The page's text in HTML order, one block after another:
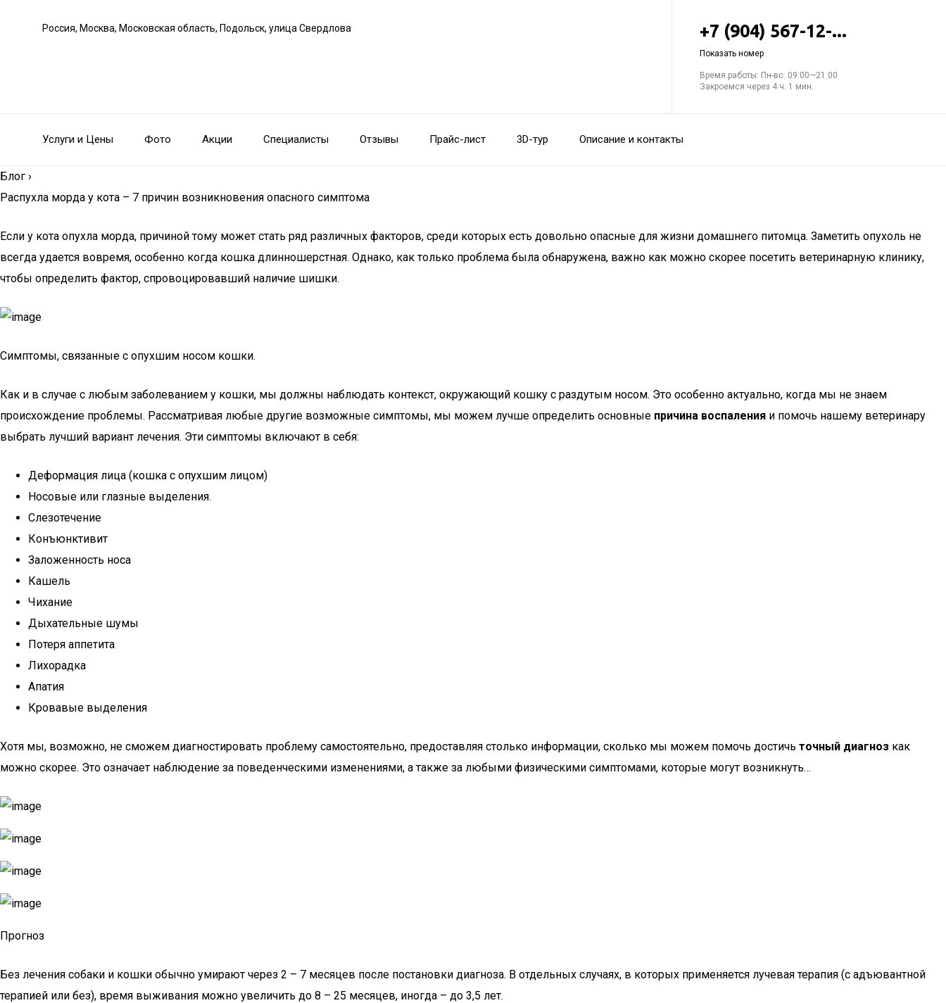
Россия, Москва, Московская область, Подольск, улица Свердлова +7 (904) 567-12-...
Показать номер
Время работы: Пн-вс: 09:00—21:00
Закроемся через 4 ч. 1 мин.
Услуги и Цены Фото Акции Специалисты Отзывы Прайс-лист 3D-тур Описание и контакты
Блог ›
Распухла морда у кота – 7 причин возникновения опасного симптома
Если у кота опухла морда, причиной тому может стать ряд различных факторов, среди которых есть довольно опасные для жизни домашнего питомца. Заметить опухоль не
всегда удается вовремя, особенно когда кошка длинношерстная. Однако, как только проблема была обнаружена, важно как можно скорее посетить ветеринарную клинику,
чтобы определить фактор, спровоцировавший наличие шишки.
Симптомы, связанные с опухшим носом кошки.
Как и в случае с любым заболеванием у кошки, мы должны наблюдать контекст, окружающий кошку с раздутым носом. Это особенно актуально, когда мы не знаем
происхождение проблемы. Рассматривая любые другие возможные симптомы, мы можем лучше определить основные причина воспаления и помочь нашему ветеринару
выбрать лучший вариант лечения. Эти симптомы включают в себя:
Деформация лица (кошка с опухшим лицом)
Носовые или глазные выделения.
Слезотечение
Конъюнктивит
Заложенность носа
Кашель
Чихание
Дыхательные шумы
Потеря аппетита
Лихорадка
Апатия
Кровавые выделения
Хотя мы, возможно, не сможем диагностировать проблему самостоятельно, предоставляя столько информации, сколько мы можем помочь достичь точный диагноз как
можно скорее. Это означает наблюдение за поведенческими изменениями, а также за любыми физическими симптомами, которые могут возникнуть…
Прогноз
Без лечения собаки и кошки обычно умирают через 2 – 7 месяцев после постановки диагноза. В отдельных случаях, в которых применяется лучевая терапия (с адъювантной
терапией или без), время выживания можно увеличить до 8 – 25 месяцев, иногда – до 3,5 лет.